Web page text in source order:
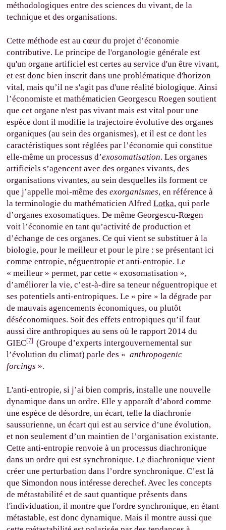
méthodologiques entre des sciences du vivant, de la
technique et des organisations.
Cette méthode est au cœur du projet d’économie
contributive. Le principe de l'organologie générale est
qu'un organe artificiel est certes au service d'un être vivant,
et est donc bien inscrit dans une problématique d'horizon
vital, mais qu’il ne s'agit pas d'une réalité biologique. Ainsi
l’économiste et mathématicien Georgescu Roegen soutient
que cet organe n'est pas vivant mais est vital pour une
espèce dont il modifie la trajectoire évolutive des organes
organiques (au sein des organismes), et il est ce dont les
caractéristiques sont réglées par l’économie qui constitue
elle-même un processus d’exosomatisation. Les organes
artificiels s’agencent avec des organes vivants, des
organisations vivantes, au sein desquelles ils forment ce
que j’appelle moi-même desexorganismes, en référence à
la terminologie du mathématicien AlfredLotka, qui parle
d’organes exosomatiques. De même Georgescu-Rœgen
voit l’économie en tant qu’activité de production et
d’échange de ces organes. Ce qui vient se substituer à la
biologie, pour le meilleur et pour le pire : se présentant ici
comme entropie, néguentropie et anti-entropie. Le
« meilleur » permet, par cette « exosomatisation »,
d’améliorer la vie, c’est-à-dire sa teneur néguentropique et
ses potentiels anti-entropiques. Le « pire » la dégrade par
de mauvais agencements économiques, ou plutôt
déséconomiques. Soit des effets entropiques qu’il faut
aussi dire anthropiques au sens où le rapport 2014 du
GIEC[7] (Groupe d’experts intergouvernemental sur
l’évolution du climat) parle des «anthropogenic
forcings ».
L'anti-entropie, si j’ai bien compris, installe une nouvelle
dynamique dans un ordre. Elle y apparaît d’abord comme
une espèce de désordre, un écart, telle la diachronie
saussurienne, un écart qui est au service d’une évolution,
et non seulement d’un maintien de l’organisation existante.
Cette anti-entropie renvoie à un processus diachronique
dans un ordre qui est synchronique. Le diachronique vient
créer une perturbation dans l’ordre synchronique. C’est là
que Simondon nous intéresse derechef. Avec les concepts
de métastabilité et de saut quantique présents dans
l'individuation, il montre que l'ordre synchronique, en étant
métastable, est donc dynamique. Mais il montre aussi que